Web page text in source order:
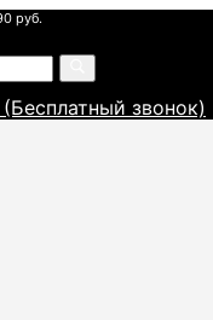
руб.
звонок)